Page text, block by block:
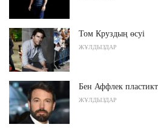
Том Круздың өсуі
ЖҰЛДЫЗДАР
Бен Аффлек
ЖҰЛДЫЗДАР